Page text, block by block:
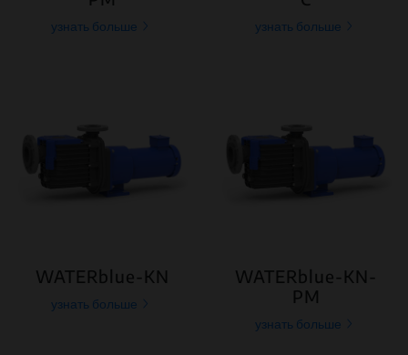
узнать больше узнать больше
WATERblue-KN
узнать больше
WATERblue-KN-
PM
узнать больше